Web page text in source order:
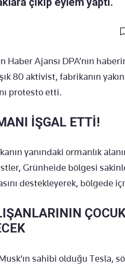
Haber Ajansı DPA’nın
80 aktivist, fabrikanın
protesto etti.
İŞGAL ETTİ!
yanındaki ormanlık
Grünheide bölgesi
destekleyerek, bölgede
sahibi olduğu Tesla,